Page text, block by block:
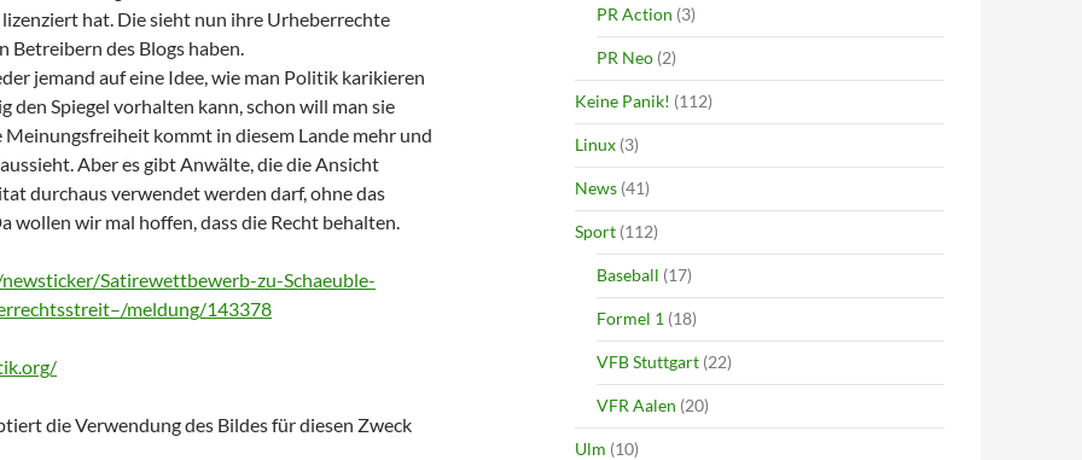
hat. Die sieht nun ihre Urheberrechte
Betreibern des Blogs haben.
jemand auf eine Idee, wie man Politik karikieren
den Spiegel vorhalten kann, schon will man sie
kommt in diesem Lande mehr und
Aber es gibt Anwälte, die die Ansicht
durchaus verwendet werden darf, ohne das
wollen wir mal hoffen, dass die Recht behalten.
Satirewettbewerb-zu-Schaeuble-
meldung/143378
die Verwendung des Bildes für diesen Zweck
PR Action (3)
PR Neo (2)
Keine Panik! (112)
Linux (3)
News (41)
Sport (112)
Baseball (17)
Formel 1 (18)
VFB Stuttgart (22)
VFR Aalen (20)
Ulm (10)